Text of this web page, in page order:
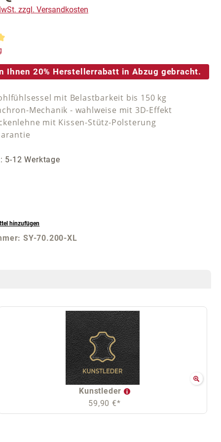
zzgl. Versandkosten
Bewertung von 5 von 5 Sternen
Ihnen 20% Herstellerrabatt in Abzug gebracht.
mit Belastbarkeit bis 150 kg
Mechanik - wahlweise mit 3D-Effekt
mit Kissen-Stütz-Polsterung
5-12 Werktage
hinzufügen
SY-70.200-XL
Kunstleder
59,90 €*